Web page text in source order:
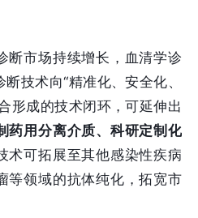
断市场持续增长，血清学诊
技术向“精准化、安全化、
形成的技术闭环，可延伸出
药用分离介质、科研定制化
术可拓展至其他感染性疾病
等领域的抗体纯化，拓宽市